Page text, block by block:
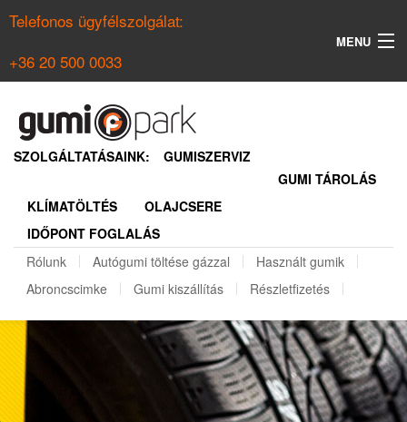
Telefonos ügyfélszolgálat:
+36 20 500 0033
MENU
NYÁRI GUMI KERESŐ
REGISZTRÁCIÓ
SZOLGÁLTATÁSAINK:
GUMISZERVIZ
GUMI TÁROLÁS
KLÍMATÖLTÉS
OLAJCSERE
IDŐPONT FOGLALÁS
Rólunk
Autógumi töltése gázzal
Használt gumik
Abroncscimke
Gumi kiszállítás Részletfizetés